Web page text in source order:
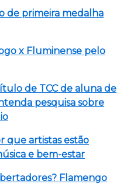
de primeira medalha
x Fluminense pelo
de TCC de aluna de
pesquisa sobre
que artistas estão
e bem-estar
Flamengo